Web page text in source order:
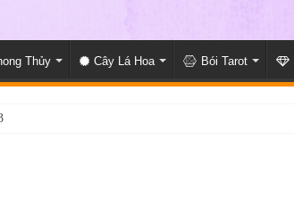
Thủy Cây Lá Hoa Bói Tarot
tín tại Hồ Chí Minh?